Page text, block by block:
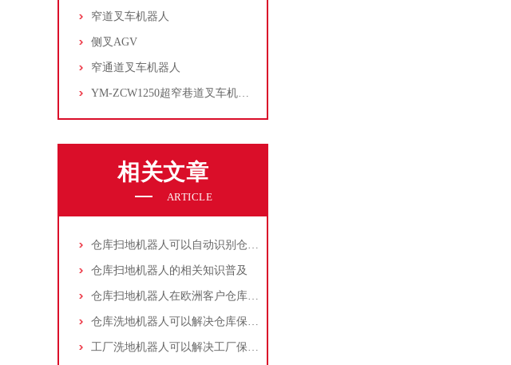
窄道叉车机器人
侧叉AGV
窄通道叉车机器人
YM-ZCW1250超窄巷道叉车机器人
相关文章
ARTICLE
仓库扫地机器人可以自动识别仓库的布局
仓库扫地机器人的相关知识普及
仓库扫地机器人在欧洲客户仓库的应用
仓库洗地机器人可以解决仓库保洁哪些难点？
工厂洗地机器人可以解决工厂保洁的哪些痛点？